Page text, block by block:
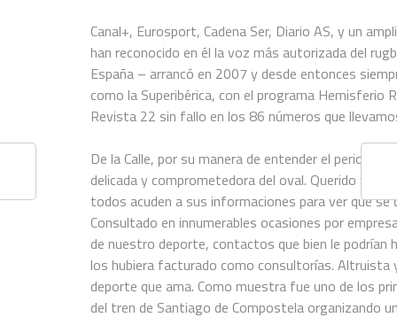
Canal+, Eurosport, Cadena Ser, Diario AS, y un
han reconocido en él la voz más autorizada del
España – arrancó en 2007 y desde entonces
como la Superibérica, con el programa Hemisferio
Revista 22 sin fallo en los 86 números que
De la Calle, por su manera de entender el
delicada y comprometedora del oval. Querido y
todos acuden a sus informaciones para ver qué
Consultado en innumerables ocasiones por
de nuestro deporte, contactos que bien le
los hubiera facturado como consultorías. Altruista
deporte que ama. Como muestra fue uno de los
del tren de Santiago de Compostela organizando